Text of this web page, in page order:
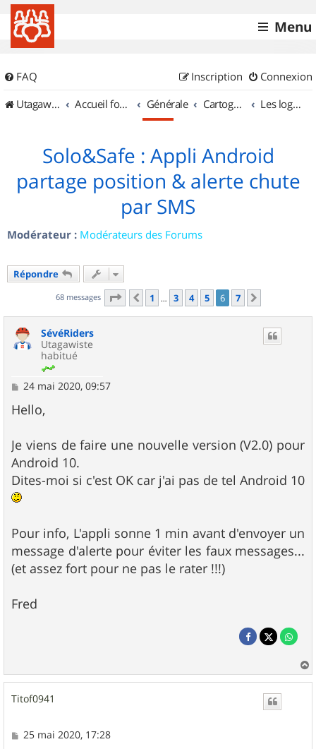
Menu
FAQ Connexion
Inscription
UtagawaVTT (Randos VTT et VTTAE avec traces GPS)
Accueil forum Générale Cartographie et GPS Les logiciels
Solo&Safe : Appli Android
partage position & alerte chute
par SMS
Modérateur : Modérateurs des Forums
Répondre
68 messages Page 6sur 7
Précédent
1 … 3 4 5 6 7
SévéRiders
Utagawiste
habitué
M
s
s
g
e
24 mai 2020, 09:57
Hello,
Je viens de faire une nouvelle version (V2.0) pour
Android 10.
Dites-moi si c'est OK car j'ai pas de tel Android 10
Pour info, L'appli sonne 1 min avant d'envoyer un
message d'alerte pour éviter les faux messages...
(et assez fort pour ne pas le rater !!!)
Fred
a
Titof0941
M
25 mai 2020, 17:28